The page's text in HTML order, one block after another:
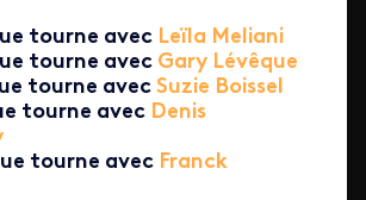
tourne avec Leïla Meliani
tourne avec Gary Lévêque
tourne avec Suzie Boissel
tourne avec Denis
tourne avec Franck